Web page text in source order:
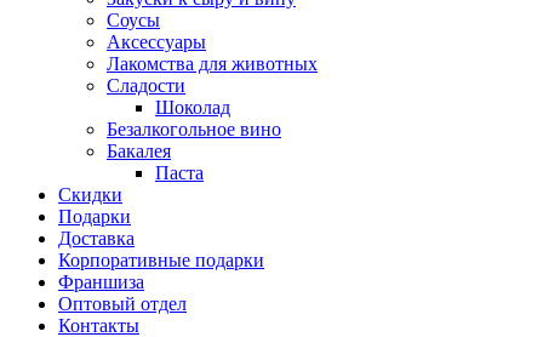
Соусы
Аксессуары
Лакомства для животных
Сладости
Шоколад
Безалкогольное вино
Бакалея
Паста
Скидки
Подарки
Доставка
Корпоративные подарки
Франшиза
Оптовый отдел
Контакты